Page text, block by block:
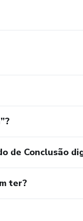
de Conclusão
ter?